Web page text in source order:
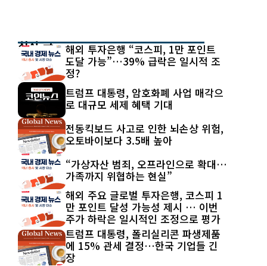
최신 글
해외 투자은행 “코스피, 1만 포인트
도달 가능”…39% 급락은 일시적 조
정?
트럼프 대통령, 암호화폐 사업 매각으
로 대규모 세제 혜택 기대
전동킥보드 사고로 인한 뇌손상 위험,
오토바이보다 3.5배 높아
“가상자산 범죄, 오프라인으로 확대…
가족까지 위협하는 현실”
해외 주요 글로벌 투자은행, 코스피 1
만 포인트 달성 가능성 제시 … 이번
주가 하락은 일시적인 조정으로 평가
트럼프 대통령, 폴리실리콘 파생제품
에 15% 관세 결정…한국 기업들 긴
장